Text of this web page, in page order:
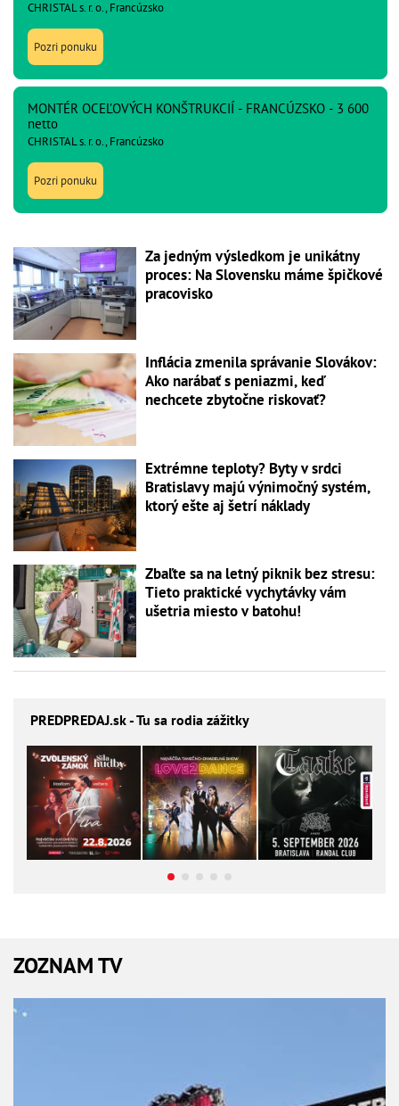
CHRISTAL s. r. o., Francúzsko
Pozri ponuku
MONTÉR OCEĽOVÝCH KONŠTRUKCIÍ - FRANCÚZSKO - 3 600
netto
CHRISTAL s. r. o., Francúzsko
Pozri ponuku
Za jedným výsledkom je unikátny
proces: Na Slovensku máme špičkové
pracovisko
Inflácia zmenila správanie Slovákov:
Ako narábať s peniazmi, keď
nechcete zbytočne riskovať?
Extrémne teploty? Byty v srdci
Bratislavy majú výnimočný systém,
ktorý ešte aj šetrí náklady
Zbaľte sa na letný piknik bez stresu:
Tieto praktické vychytávky vám
ušetria miesto v batohu!
PREDPREDAJ.sk - Tu sa rodia zážitky
ZOZNAM TV